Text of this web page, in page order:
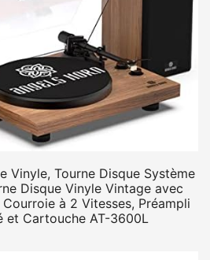
Vinyle, Tourne Disque Système
Disque Vinyle Vintage avec
à 2 Vitesses, Préampli
et Cartouche AT-3600L